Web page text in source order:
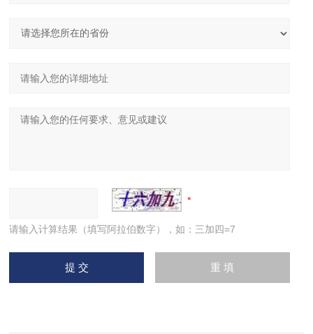
请输入计算结果（填写阿拉伯数字），如：三加四=7